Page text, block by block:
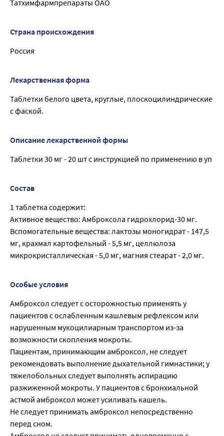
Татхимфармпрепараты ОАО
Страна происхождения
Россия
Лекарственная форма
Таблетки белого цвета, круглые, плоскоцилиндрические
с фаской.
Описание лекарственной формы
Таблетки 30 мг - 20 шт с инструкцией по применению в уп
Состав
1 таблетка содержит:
Активное вещество: Амброксола гидрохлорид-30 мг.
Вспомогательные вещества: лактозы моногидрат - 147,5
мг, крахмал картофельный - 5,5 мг, целлюлоза
микрокристаллическая - 5,0 мг, магния стеарат - 2,0 мг.
Особые условия
Амброксол следует с осторожностью применять у
пациентов с ослабленным кашлевым рефлексом или
нарушенным мукоцилиарным транспортом из-за
возможности скопления мокроты.
Пациентам, принимающим амброксол, не следует
рекомендовать выполнение дыхательной гимнастики; у
тяжелобольных следует выполнять аспирацию
разжиженной мокроты. У пациентов с бронхиальной
астмой амброксол может усиливать кашель.
Не следует принимать амброксол непосредственно
перед сном.